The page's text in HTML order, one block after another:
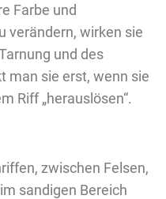
Farbe und
verändern, wirken sie
und des
man sie erst, wenn sie
Riff „herauslösen“.
zwischen Felsen,
sandigen Bereich